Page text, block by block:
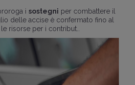
i sostegni per combattere il
delle accise è confermato fino al
risorse per i contribut..